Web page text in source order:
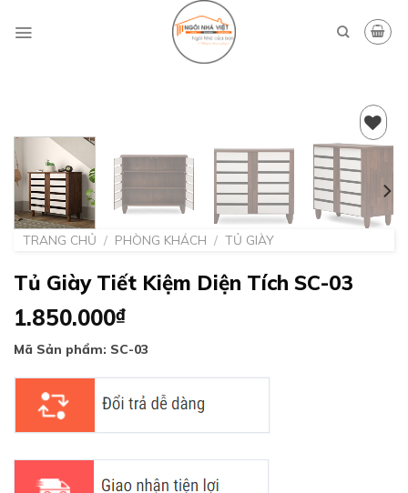
Add to
wishlist
TRANG CHỦ / PHÒNG KHÁCH / TỦ GIÀY
Tủ Giày Tiết Kiệm Diện Tích SC-03
1.850.000₫
Mã Sản phẩm: SC-03